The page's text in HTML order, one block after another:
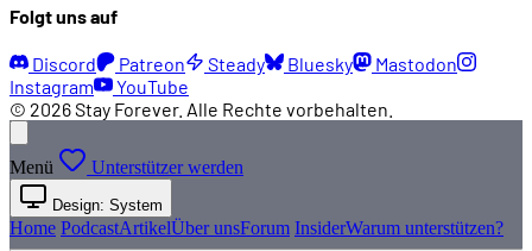
Folgt uns auf
Discord Patreon Steady Bluesky
Mastodon
Instagram
YouTube
© 2026 Stay Forever. Alle Rechte vorbehalten.
Menü Unterstützer werden
Design: System
Home PodcastArtikelÜber unsForum InsiderWarum unterstützen?